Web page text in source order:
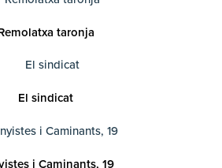
taronja
El sindicat
i Caminants, 19